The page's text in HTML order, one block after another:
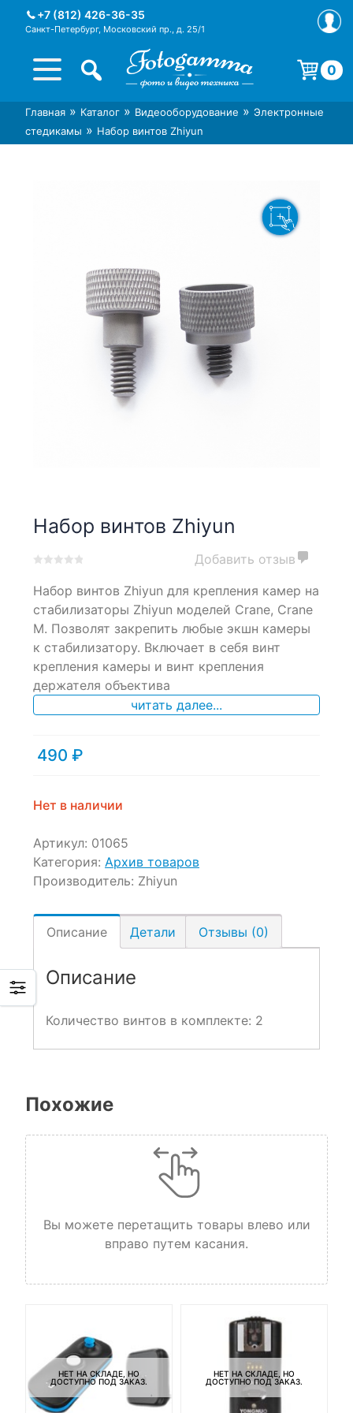
+7 (812) 426-36-35
Санкт-Петербург, Московский пр., д. 25/1
Интернет-магазин фототехники
Foto-Gamma в СПб
Магазин фотоаксессуаров foto-
gamma.ru
0
Корзина пуста.
Главная » Каталог » Видеооборудование » Электронные
стедикамы » Набор винтов Zhiyun
Набор винтов Zhiyun
out
on
customer
ratings
Добавить отзыв
Набор винтов Zhiyun для крепления камер на
стабилизаторы Zhiyun моделей Crane, Crane
M. Позволят закрепить любые экшн камеры
к стабилизатору. Включает в себя винт
крепления камеры и винт крепления
держателя объектива
читать далее...
490 ₽
Нет в наличии
Артикул: 01065
Категория: Архив товаров
Производитель: Zhiyun
Описание Детали Отзывы (0)
Описание
Количество винтов в комплекте: 2
Похожие
Вы можете перетащить товары влево или
вправо путем касания.
НЕТ НА СКЛАДЕ, НО
ДОСТУПНО ПОД ЗАКАЗ.
НЕТ НА СКЛАДЕ, НО
ДОСТУПНО ПОД ЗАКАЗ.